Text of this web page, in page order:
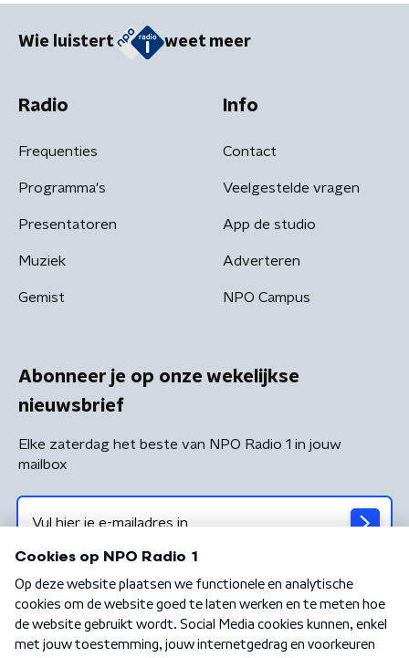
Wie luistert weet meer
Radio
Frequenties
Programma's
Presentatoren
Muziek
Gemist
Info
Contact
Veelgestelde vragen
App de studio
Adverteren
NPO Campus
Abonneer je op onze wekelijkse
nieuwsbrief
Elke zaterdag het beste van NPO Radio 1 in jouw
mailbox
Algemene voorwaarden